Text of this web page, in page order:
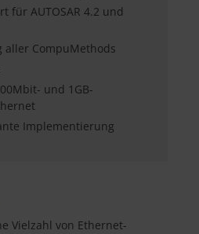
für AUTOSAR 4.2 und
aller CompuMethods
und 1GB-
Implementierung
Vielzahl von Ethernet-